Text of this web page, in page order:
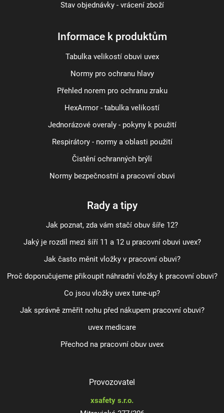
Stav objednávky - vrácení zboží
Informace k produktům
Tabulka velikostí obuvi uvex
Normy pro ochranu hlavy
Přehled norem pro ochranu zraku
HexArmor - tabulka velikostí
Jednorázové overaly - pokyny k použití
Respirátory - normy a oblasti použití
Čistění ochranných brýlí
Normy bezpečnostní a pracovní obuvi
Rady a tipy
Jak poznat, zda vám stačí obuv šíře 12?
Jaký je rozdíl mezi šíří 11 a 12 u pracovní obuvi uvex?
Jak často měnit vložky v pracovní obuvi?
Proč doporučujeme přikoupit náhradní vložky k pracovní obuvi?
Co jsou vložky uvex tune-up?
Jak správně změřit nohu před nákupem pracovní obuvi?
uvex medicare
Přechod na pracovní obuv uvex
Provozovatel
xsafety s.r.o.